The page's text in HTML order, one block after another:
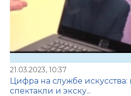
21.03.2023, 10:37
Цифра на службе искусства:
спектакли и экску...